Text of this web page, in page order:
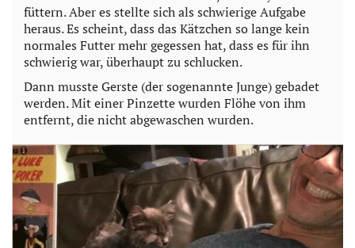
füttern. Aber es stellte sich als schwierige Aufgabe
heraus. Es scheint, dass das Kätzchen so lange kein
normales Futter mehr gegessen hat, dass es für ihn
schwierig war, überhaupt zu schlucken.
Dann musste Gerste (der sogenannte Junge) gebadet
werden. Mit einer Pinzette wurden Flöhe von ihm
entfernt, die nicht abgewaschen wurden.